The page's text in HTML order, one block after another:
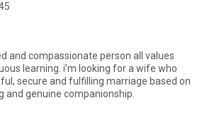
and compassionate person all values
learning. i’m looking for a wife who
secure and fulfilling marriage based on
and genuine companionship.